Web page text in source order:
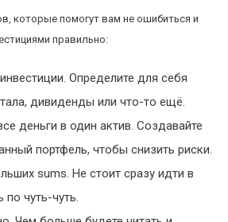
которые помогут вам не ошибиться и
правильно:
Определите для себя
дивиденды или что-то ещё.
деньги в один актив. Создавайте
портфель, чтобы снизить риски.
sums. Не стоит сразу идти в
по чуть-чуть.